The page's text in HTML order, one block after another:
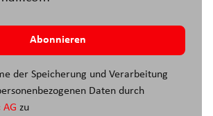
der Speicherung und Verarbeitung
Daten durch
zu